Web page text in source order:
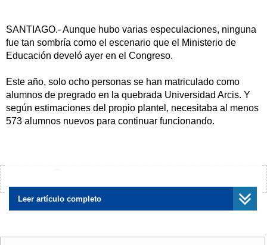
SANTIAGO.- Aunque hubo varias especulaciones, ninguna
fue tan sombría como el escenario que el Ministerio de
Educación develó ayer en el Congreso.
Este año, solo ocho personas se han matriculado como
alumnos de pregrado en la quebrada Universidad Arcis. Y
según estimaciones del propio plantel, necesitaba al menos
573 alumnos nuevos para continuar funcionando.
agregó que si bien hay otros 20 estudiantes -todos
colombianos- interesados en cursar un perfeccionamiento,
ninguno ha pagado la matrícula.
Y ante eso, Delpiano se sinceró: "Creo que ya no es factible
Leer artículo completo